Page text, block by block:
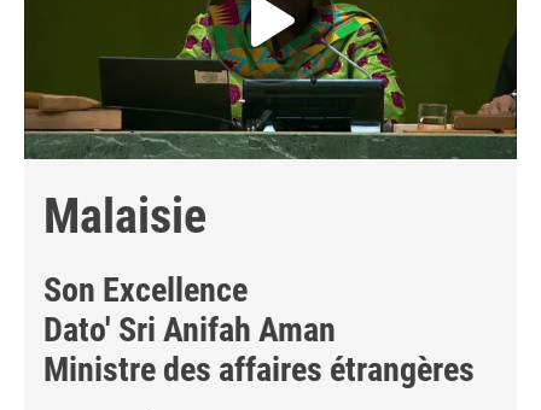
Malaisie
Son Excellence
Dato' Sri Anifah Aman
Ministre des affaires étrangères